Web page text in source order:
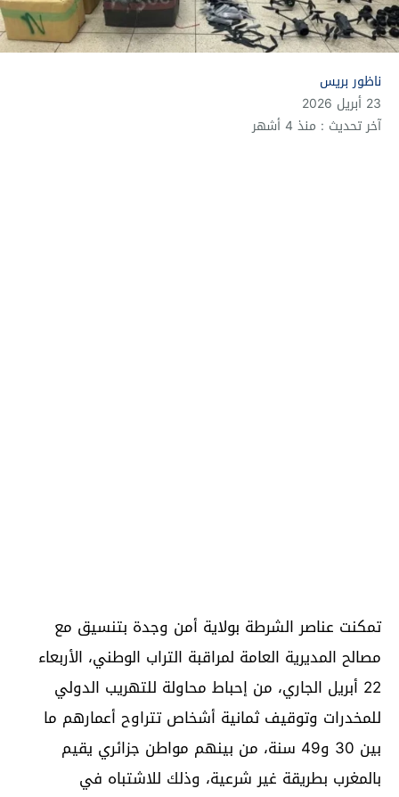
ناظور بريس
23 أبريل 2026
آخر تحديث : منذ 4 أشهر
تمكنت عناصر الشرطة بولاية أمن وجدة بتنسيق مع
مصالح المديرية العامة لمراقبة التراب الوطني، الأربعاء
22 أبريل الجاري، من إحباط محاولة للتهريب الدولي
للمخدرات وتوقيف ثمانية أشخاص تتراوح أعمارهم ما
بين 30 و49 سنة، من بينهم مواطن جزائري يقيم
بالمغرب بطريقة غير شرعية، وذلك للاشتباه في